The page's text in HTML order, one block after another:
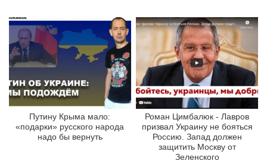
Путину Крыма мало:
«подарки» русского народа
надо бы вернуть
Роман Цимбалюк - Лавров
призвал Украину не бояться
Россию. Запад должен
защитить Москву от
Зеленского